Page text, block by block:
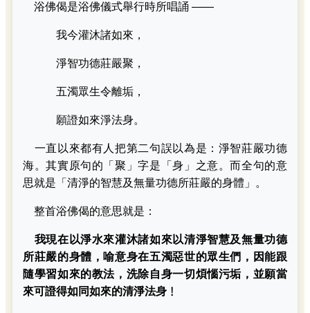
浴佛偈是浴佛儀式舉行時所唱誦 ——
我今灌沐諸如來，
淨智功德莊嚴聚，
五濁眾生令離垢，
願證如來淨法身。
一直以來都有人把第二句誤以為是：淨智莊嚴功德
海。其實原句的「聚」字是「身」之意。而全句的意
思就是「清淨的智慧及無量功德所莊嚴的身體」。
整首浴佛偈的意思就是：
我現在以淨水來灌沐諸如來以清淨智慧及無量功德
所莊嚴的身體，喻意身在五濁惡世的眾生們，因能跟
隨學習如來的教法，洗除自身一切煩惱污垢，並願當
來可證得如同如來的清淨法身﹗